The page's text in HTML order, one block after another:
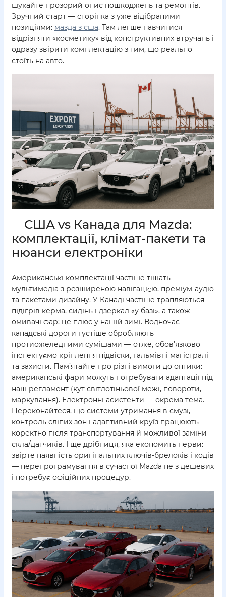
шукайте прозорий опис пошкоджень та ремонтів.
Зручний старт — сторінка з уже відібраними
позиціями: мазда з сша. Там легше навчитися
відрізняти «косметику» від конструктивних втручань і
одразу звірити комплектацію з тим, що реально
стоїть на авто.
США vs Канада для Mazda:
комплектації, клімат-пакети та
нюанси електроніки
Американські комплектації частіше тішать
мультимедіа з розширеною навігацією, преміум-аудіо
та пакетами дизайну. У Канаді частіше трапляються
підігрів керма, сидінь і дзеркал «у базі», а також
омивачі фар; це плюс у нашій зимі. Водночас
канадські дороги густіше обробляють
протиожеледними сумішами — отже, обов’язково
інспектуємо кріплення підвіски, гальмівні магістралі
та захисти. Пам’ятайте про різні вимоги до оптики:
американські фари можуть потребувати адаптації під
наш регламент (кут світлотіньової межі, повороти,
маркування). Електронні асистенти — окрема тема.
Переконайтеся, що системи утримання в смузі,
контроль сліпих зон і адаптивний круїз працюють
коректно після транспортування й можливої заміни
скла/датчиків. І ще дрібниця, яка економить нерви:
звірте наявність оригінальних ключів-брелоків і кодів
— перепрограмування в сучасної Mazda не з дешевих
і потребує офіційних процедур.